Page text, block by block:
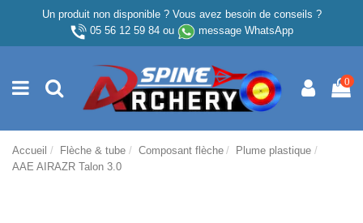
Un produit non disponible ? Vous avez besoin de conseils ?
05 56 12 59 84ou message WhatsApp
0
Accueil Flèche & tube Composant flèche
Plume plastique
AAE AIRAZR Talon 3.0